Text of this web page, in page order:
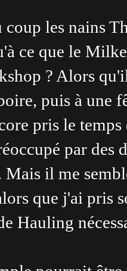
coup les nains
ce que le
? Alors
puis à une
pris le
par des
il me
que j'ai pris
Hauling